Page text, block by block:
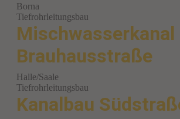
Borna
Tiefrohrleitungsbau
Mischwasserkanal
Brauhausstraße
Halle/Saale
Tiefrohrleitungsbau
Kanalbau